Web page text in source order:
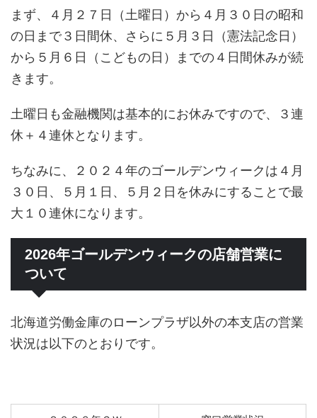
まず、４月２７日（土曜日）から４月３０日の昭和
の日まで３日間休、さらに５月３日（憲法記念日）
から５月６日（こどもの日）までの４日間休みが続
きます。
土曜日も金融機関は基本的にお休みですので、３連
休＋４連休となります。
ちなみに、２０２４年のゴールデンウィークは４月
３０日、５月１日、５月２日を休みにすることで最
大１０連休になります。
2026年ゴールデンウィークの店舗営業に
ついて
北海道労働金庫のローンプラザ以外の本支店の営業
状況は以下のとおりです。